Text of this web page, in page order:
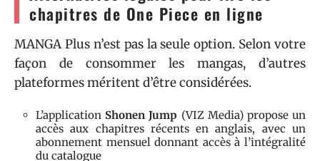
chapitres de One Piece en ligne
MANGA Plus n’est pas la seule option. Selon votre
façon de consommer les mangas, d’autres
plateformes méritent d’être considérées.
L’application Shonen Jump (VIZ Media) propose un
accès aux chapitres récents en anglais, avec un
abonnement mensuel donnant accès à l’intégralité
du catalogue